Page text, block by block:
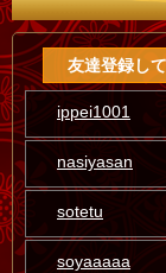
友達登録し
ippei1001
nasiyasan
sotetu
soyaaaaa